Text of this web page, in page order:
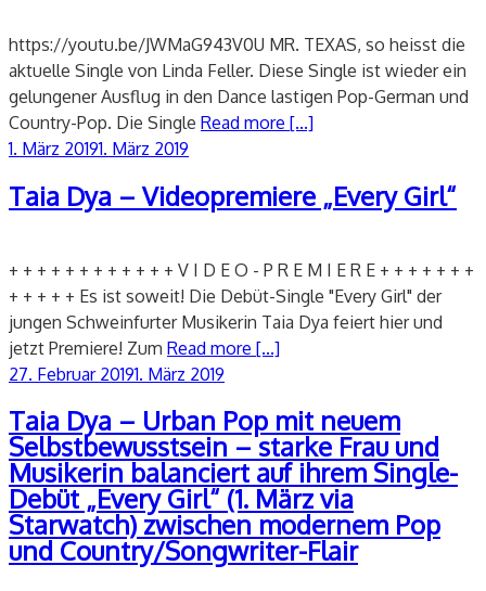
https://youtu.be/JWMaG943V0U MR. TEXAS, so heisst die
aktuelle Single von Linda Feller. Diese Single ist wieder ein
gelungener Ausflug in den Dance lastigen Pop-German und
Country-Pop. Die Single Read more [...]
Veröffentlicht
1. März 20191. März 2019
Taia Dya – Videopremiere „Every Girl“
+ + + + + + + + + + + + V I D E O - P R E M I E R E + + + + + + +
+ + + + + Es ist soweit! Die Debüt-Single "Every Girl" der
jungen Schweinfurter Musikerin Taia Dya feiert hier und
jetzt Premiere! Zum Read more [...]
Veröffentlicht
27. Februar 20191. März 2019
Taia Dya – Urban Pop mit neuem
Selbstbewusstsein – starke Frau und
Musikerin balanciert auf ihrem Single-
Debüt „Every Girl“ (1. März via
Starwatch) zwischen modernem Pop
und Country/Songwriter-Flair